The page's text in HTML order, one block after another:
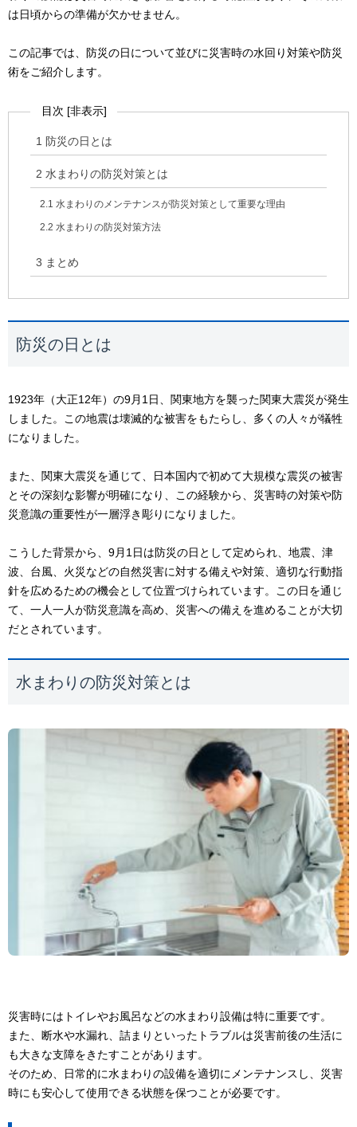
は日頃からの準備が欠かせません。
この記事では、防災の日について並びに災害時の水回り対策や防災
術をご紹介します。
目次 [非表示]
1 防災の日とは
2 水まわりの防災対策とは
2.1 水まわりのメンテナンスが防災対策として重要な理由
2.2 水まわりの防災対策方法
3 まとめ
防災の日とは
1923年（大正12年）の9月1日、関東地方を襲った関東大震災が発生
しました。この地震は壊滅的な被害をもたらし、多くの人々が犠牲
になりました。
また、関東大震災を通じて、日本国内で初めて大規模な震災の被害
とその深刻な影響が明確になり、この経験から、災害時の対策や防
災意識の重要性が一層浮き彫りになりました。
こうした背景から、9月1日は防災の日として定められ、地震、津
波、台風、火災などの自然災害に対する備えや対策、適切な行動指
針を広めるための機会として位置づけられています。この日を通じ
て、一人一人が防災意識を高め、災害への備えを進めることが大切
だとされています。
水まわりの防災対策とは
災害時にはトイレやお風呂などの水まわり設備は特に重要です。
また、断水や水漏れ、詰まりといったトラブルは災害前後の生活に
も大きな支障をきたすことがあります。
そのため、日常的に水まわりの設備を適切にメンテナンスし、災害
時にも安心して使用できる状態を保つことが必要です。